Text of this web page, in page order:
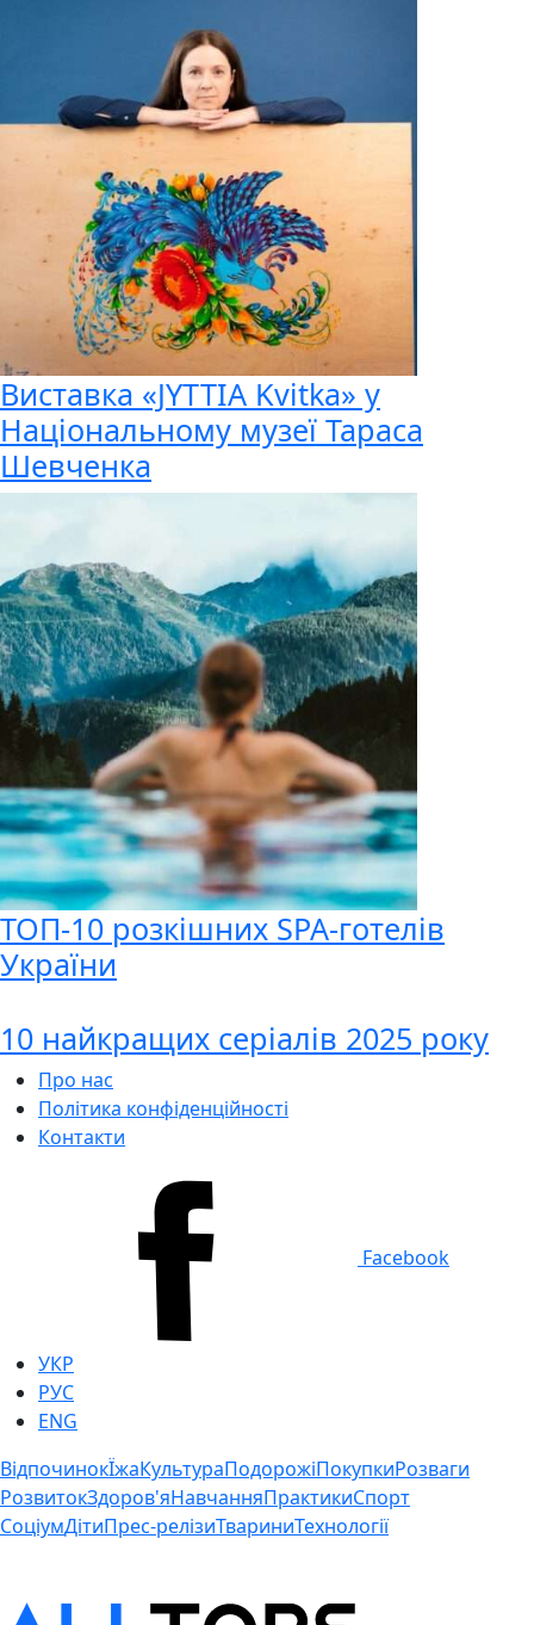
Виставка «JYTTIA Kvitka» у
Національному музеї Тараса
Шевченка
ТОП-10 розкішних SPA-готелів
України
10 найкращих серіалів 2025 року
Про нас
Політика конфіденційності
Контакти
Facebook
УКР
РУС
ENG
ВідпочинокЇжаКультураПодорожіПокупкиРозваги
РозвитокЗдоров'яНавчанняПрактикиСпорт
СоціумДітиПрес-релізиТвариниТехнології